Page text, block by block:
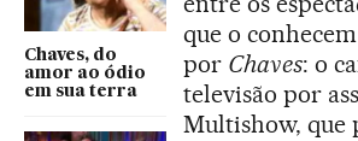
Chaves, do
amor ao ódio
em sua terra
que o
por Chaves: o
televisão por
Multishow, que